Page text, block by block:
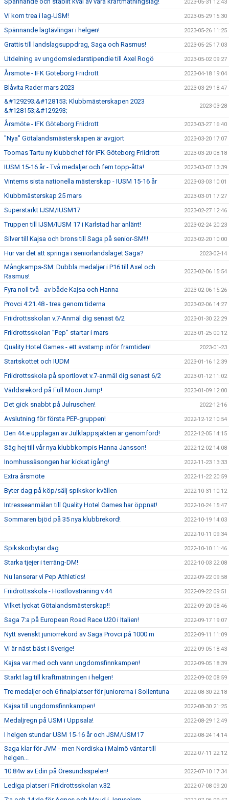
2023-05-31 12:43
Vi kom trea i lag-USM! 2023-05-29 15:30
Spännande lagtävlingar i helgen! 2023-05-26 11:25
Grattis till landslagsuppdrag, Saga och Rasmus! 2023-05-25 17:03
Utdelning av ungdomsledarstipendie till Axel Rogö 2023-05-02 09:27
Årsmöte - IFK Göteborg Friidrott 2023-04-18 19:04
Blåvita Rader mars 2023 2023-03-29 18:47
&#129293;&#128153; Klubbmästerskapen 2023
&#128153;&#129293;
2023-03-28
Årsmöte - IFK Göteborg Friidrott 2023-03-27 16:40
"Nya" Götalandsmästerskapen är avgjort 2023-03-20 17:07
Toomas Tartu ny klubbchef för IFK Göteborg Friidrott 2023-03-20 08:18
IUSM 15-16 år - Två medaljer och fem topp-åtta! 2023-03-07 13:39
Vinterns sista nationella mästerskap - IUSM 15-16 år 2023-03-03 10:01
Klubbmästerskap 25 mars 2023-03-01 17:27
Superstarkt IJSM/IUSM17 2023-02-27 12:46
Truppen till IJSM/IUSM 17 i Karlstad har anlänt! 2023-02-24 20:23
Silver till Kajsa och brons till Saga på senior-SM!!! 2023-02-20 10:00
Hur var det att springa i seniorlandslaget Saga? 2023-02-14
Mångkamps-SM: Dubbla medaljer i P16 till Axel och
Rasmus!
2023-02-06 15:54
Fyra noll två - av både Kajsa och Hanna 2023-02-06 15:26
Provci 4:21.48 - trea genom tiderna 2023-02-06 14:27
Friidrottsskolan v.7-Anmäl dig senast 6/2 2023-01-30 22:29
Friidrottsskolan ”Pep” startar i mars 2023-01-25 00:12
Quality Hotel Games - ett avstamp inför framtiden! 2023-01-23
Startskottet och IUDM 2023-01-16 12:39
Friidrottsskola på sportlovet v.7-anmäl dig senast 6/2 2023-01-12 11:02
Världsrekord på Full Moon Jump! 2023-01-09 12:00
Det gick snabbt på Julruschen! 2022-12-16
Avslutning för första PEP-gruppen! 2022-12-12 10:54
Den 44:e upplagan av Julklappsjakten är genomförd! 2022-12-05 14:15
Säg hej till vår nya klubbkompis Hanna Jansson! 2022-12-02 14:08
Inomhussäsongen har kickat igång! 2022-11-23 13:33
Extra årsmöte 2022-11-22 20:59
Byter dag på köp/sälj spikskor kvällen 2022-10-31 10:12
Intresseanmälan till Quality Hotel Games har öppnat! 2022-10-24 15:47
Sommaren bjöd på 35 nya klubbrekord! 2022-10-19 14:03
2022-10-11 09:34
Spikskorbytar dag 2022-10-10 11:46
Starka tjejer i terräng-DM! 2022-10-03 22:08
Nu lanserar vi Pep Athletics! 2022-09-22 09:58
Friidrottsskola - Höstlovsträning v.44 2022-09-22 09:51
Vilket lyckat Götalandsmästerskap!! 2022-09-20 08:46
Saga 7:a på European Road Race U20 i Italien! 2022-09-17 19:07
Nytt svenskt juniorrekord av Saga Provci på 1000 m 2022-09-11 11:09
Vi är näst bäst i Sverige! 2022-09-05 18:43
Kajsa var med och vann ungdomsfinnkampen! 2022-09-05 18:39
Starkt lag till kraftmätningen i helgen! 2022-09-02 08:59
Tre medaljer och 6 finalplatser för juniorerna i Sollentuna 2022-08-30 22:18
Kajsa till ungdomsfinnkampen! 2022-08-30 21:25
Medaljregn på USM i Uppsala! 2022-08-29 12:49
I helgen stundar USM 15-16 år och JSM/USM17 2022-08-24 14:14
Saga klar för JVM - men Nordiska i Malmö väntar till
helgen...
2022-07-11 22:12
10.84w av Edin på Öresundsspelen! 2022-07-10 17:34
Lediga platser i Friidrottsskolan v.32 2022-07-08 09:20